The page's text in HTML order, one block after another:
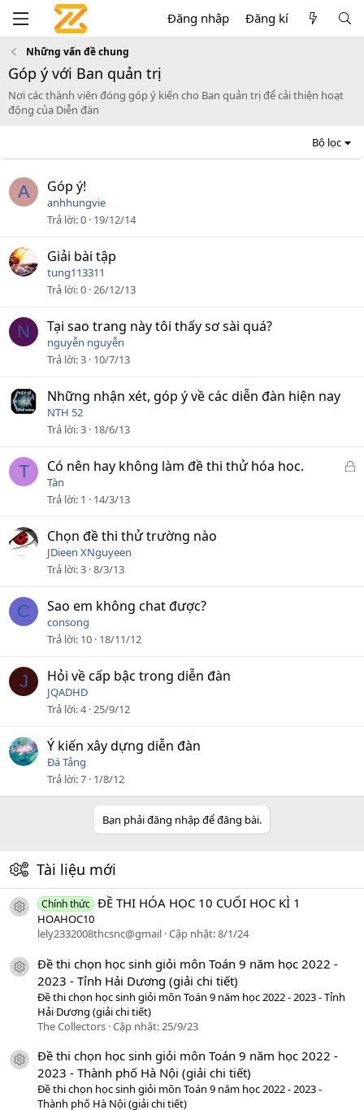
Đăng nhập Đăng kí
Những vấn đề chung
Góp ý với Ban quản trị
Nơi các thành viên đóng góp ý kiến cho Ban quản trị để cải thiện hoạt
động của Diễn đàn
Bộ lọc
A Góp ý!
anhhungvie
Trả lời 0 19/12/14
Giải bài tập
tung113311
Trả lời 0 26/12/13
N Tại sao trang này tôi thấy sơ sài quá?
nguyễn nguyễn
Trả lời 3 10/7/13
Những nhận xét, góp ý về các diễn đàn hiện nay
NTH 52
Trả lời 3 18/6/13
T
Đ
Có nên hay không làm đề thi thử hóa hoc.
Tàn
Trả lời 1 14/3/13
Chọn đề thi thử trường nào
JDieen XNguyeen
Trả lời 3 8/3/13
C Sao em không chat được?
consong
Trả lời 10 18/11/12
J Hỏi về cấp bậc trong diễn đàn
JQADHD
Trả lời 4 25/9/12
Ý kiến xây dựng diễn đàn
Đá Tảng
Trả lời 7 1/8/12
Bạn phải đăng nhập để đăng bài.
Tài liệu mới
icon tài liệu
Chính thức ĐỀ THI HÓA HỌC 10 CUỐI HỌC KÌ 1
HOAHOC10
lely2332008thcsnc@gmail Cập nhật:8/1/24
icon tài liệu
Đề thi chọn học sinh giỏi môn Toán 9 năm học 2022 -
2023 - Tỉnh Hải Dương (giải chi tiết)
Đề thi chọn học sinh giỏi môn Toán 9 năm học 2022 - 2023 - Tỉnh
Hải Dương (giải chi tiết)
The Collectors Cập nhật:25/9/23
icon tài liệu
Đề thi chọn học sinh giỏi môn Toán 9 năm học 2022 -
2023 - Thành phố Hà Nội (giải chi tiết)
Đề thi chọn học sinh giỏi môn Toán 9 năm học 2022 - 2023 -
Thành phố Hà Nội (giải chi tiết)